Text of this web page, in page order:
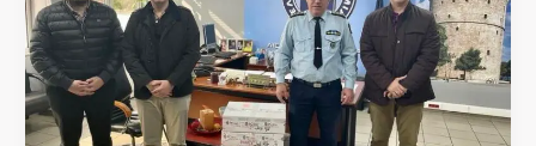
μας
Διεύθυνση
Αστυνομίας
Θεσσαλονίκης-